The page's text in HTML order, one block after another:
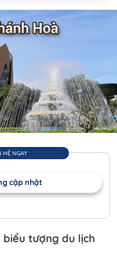
HỆ NGAY
cập nhật
tượng du lịch